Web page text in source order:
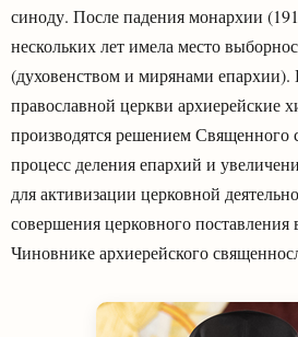
синоду. После падения монархии
нескольких лет имела место
(духовенством и мирянами епархии).
православной церкви архиерейские
производятся решением Священного
процесс деления епархий и
для активизации церковной
совершения церковного поставления
Чиновнике архиерейского